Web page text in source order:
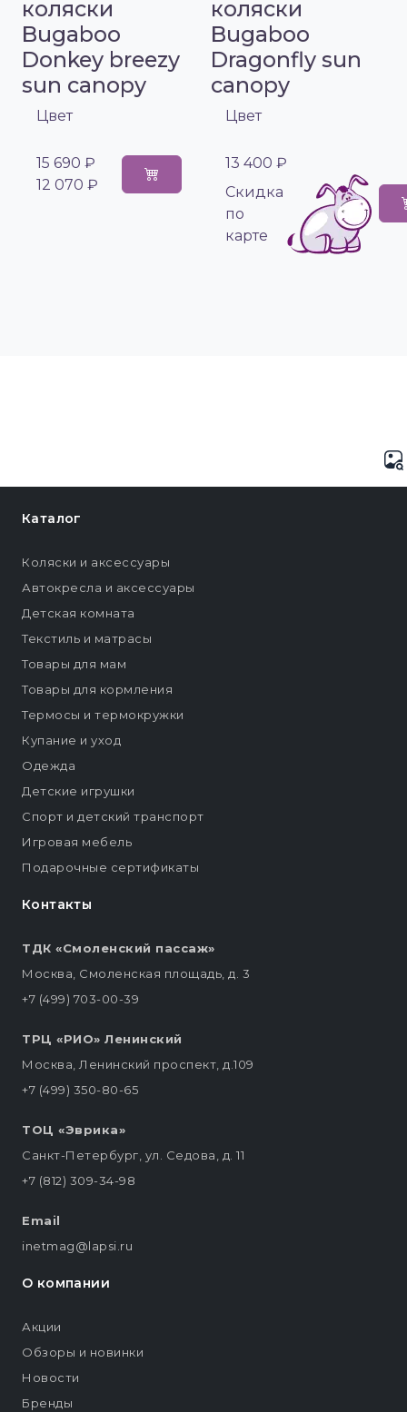
коляски
Bugaboo
Donkey breezy
sun canopy
Цвет
15 690 ₽
12 070 ₽
коляски
Bugaboo
Dragonfly sun
canopy
Цвет
13 400 ₽
Cкидка
по
карте
Контакты
ТДК «Смоленский пассаж»
Москва, Смоленская площадь, д. 3
+7 (499) 703-00-39
ТРЦ «РИО» Ленинский
Москва, Ленинский проспект, д.109
+7 (499) 350-80-65
ТОЦ «Эврика»
Санкт-Петербург, ул. Седова, д. 11
+7 (812) 309-34-98
Email
inetmag@lapsi.ru
Каталог
Коляски и аксессуары
Автокресла и аксессуары
Детская комната
Текстиль и матрасы
Товары для мам
Товары для кормления
Термосы и термокружки
Купание и уход
Одежда
Детские игрушки
Спорт и детский транспорт
Игровая мебель
Подарочные сертификаты
О компании
Акции
Обзоры и новинки
Новости
Бренды